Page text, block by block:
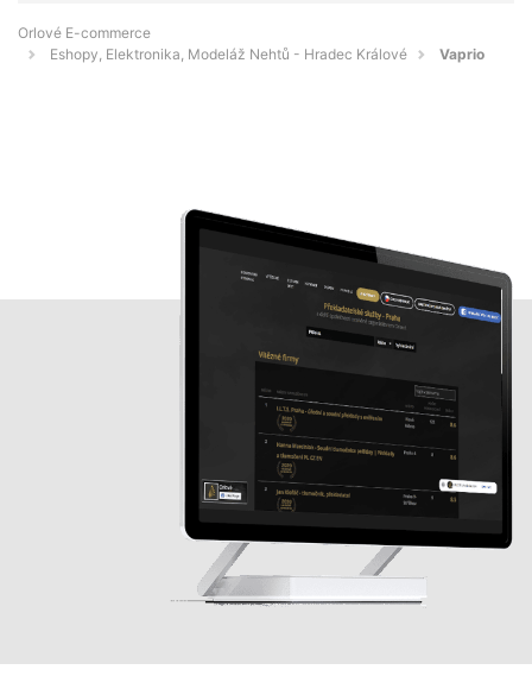
Orlové E-commerce
Eshopy, Elektronika, Modeláž Nehtů - Hradec Králové
Vaprio